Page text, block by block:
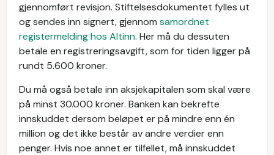
gjennomført revisjon. Stiftelsesdokumentet fylles ut
og sendes inn signert, gjennom samordnet
registermelding hos Altinn. Her må du dessuten
betale en registreringsavgift, som for tiden ligger på
rundt 5.600 kroner.
Du må også betale inn aksjekapitalen som skal være
på minst 30.000 kroner. Banken kan bekrefte
innskuddet dersom beløpet er på mindre enn én
million og det ikke består av andre verdier enn
penger. Hvis noe annet er tilfellet, må innskuddet